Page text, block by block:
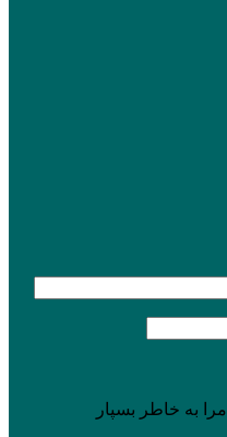
مرا به خاطر بسپار